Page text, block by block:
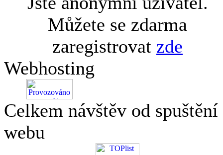
Můžete se zdarma
zaregistrovat zde
Webhosting
Celkem návštěv od spuštění
webu